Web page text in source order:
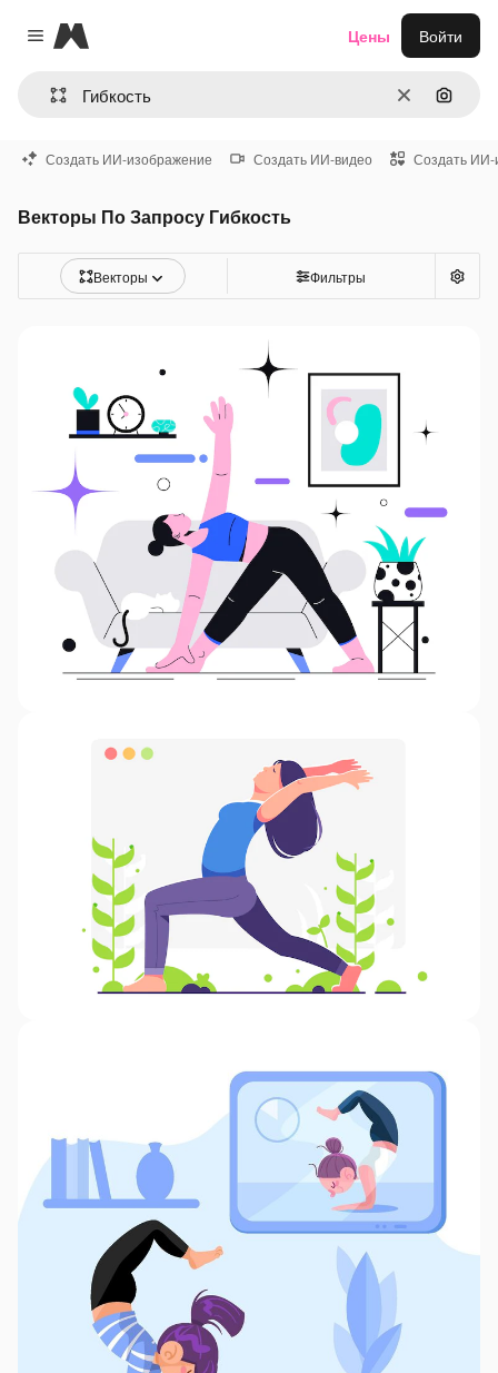
Close menu
Magnific
ОчиститьПоиск
Цены Войти
Создать ИИ-изображение Создать ИИ-видео Создать ИИ-
Векторы По Запросу Гибкость
Векторы Фильтры